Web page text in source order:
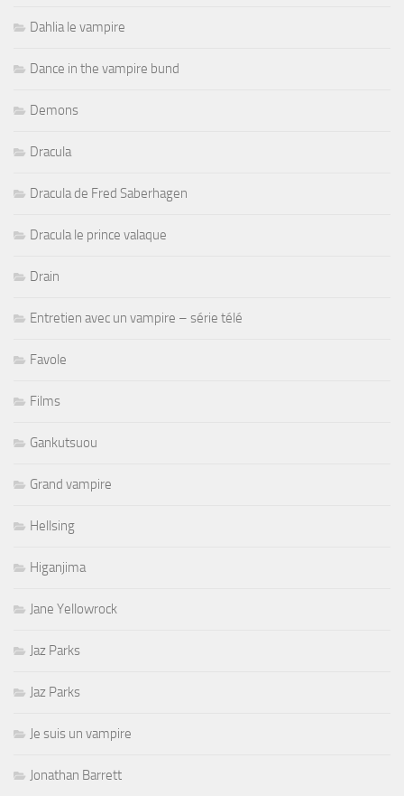
Dahlia le vampire
Dance in the vampire bund
Demons
Dracula
Dracula de Fred Saberhagen
Dracula le prince valaque
Drain
Entretien avec un vampire – série télé
Favole
Films
Gankutsuou
Grand vampire
Hellsing
Higanjima
Jane Yellowrock
Jaz Parks
Jaz Parks
Je suis un vampire
Jonathan Barrett